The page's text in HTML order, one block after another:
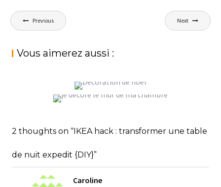
Navigation
de
Previous Next
Vous aimerez aussi :
JE RE-DÉCORE MON MUR DE DRESSING
StéphanieM Décoration et DIY
2 thoughts on “IKEA hack : transformer une table
de nuit expedit {DIY}”
Caroline